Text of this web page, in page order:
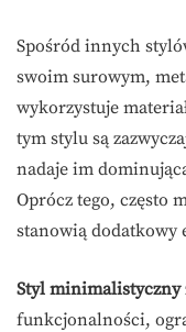
Spośród innych
swoim surowym,
wykorzystuje
tym stylu są
nadaje im
Oprócz tego, często
stanowią dodatkowy
Styl minimalistyczny
funkcjonalności,